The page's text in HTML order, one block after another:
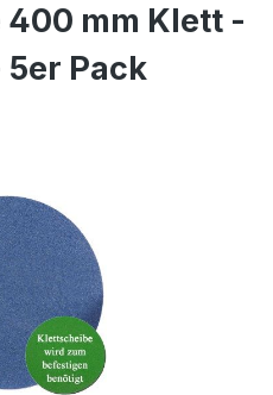
mm Klett -
Pack